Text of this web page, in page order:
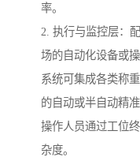
率。
2. 执行与监控层：
场的自动化设备或操
系统可集成各类称
的自动或半自动精准
操作人员通过工位
杂度。